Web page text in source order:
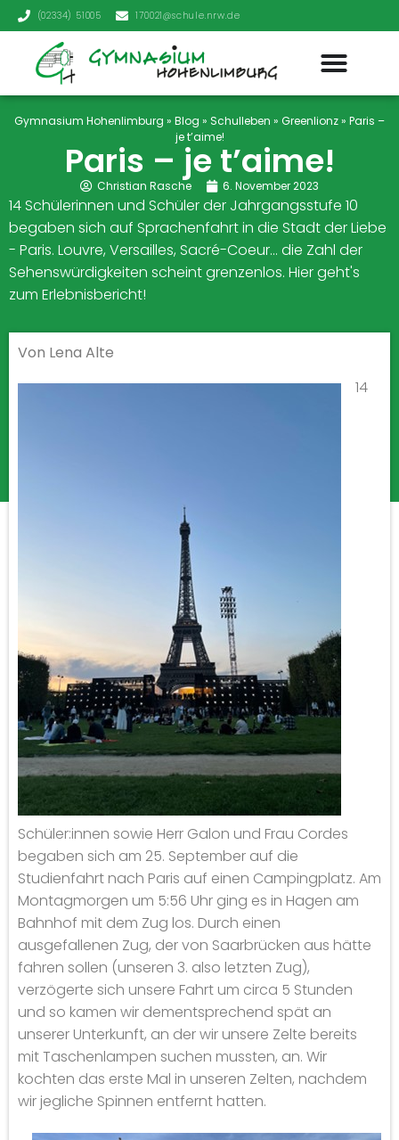
(02334) 51005 170021@schule.nrw.de
Gymnasium Hohenlimburg » Blog » Schulleben » Greenlionz» Paris –
je t’aime!
Paris – je t’aime!
Christian Rasche 6. November 2023
14 Schülerinnen und Schüler der Jahrgangsstufe 10
begaben sich auf Sprachenfahrt in die Stadt der Liebe
- Paris. Louvre, Versailles, Sacré-Coeur... die Zahl der
Sehenswürdigkeiten scheint grenzenlos. Hier geht's
zum Erlebnisbericht!
Von Lena Alte
14
Schüler:innen sowie Herr Galon und Frau Cordes
begaben sich am 25. September auf die
Studienfahrt nach Paris auf einen Campingplatz. Am
Montagmorgen um 5:56 Uhr ging es in Hagen am
Bahnhof mit dem Zug los. Durch einen
ausgefallenen Zug, der von Saarbrücken aus hätte
fahren sollen (unseren 3. also letzten Zug),
verzögerte sich unsere Fahrt um circa 5 Stunden
und so kamen wir dementsprechend spät an
unserer Unterkunft, an der wir unsere Zelte bereits
mit Taschenlampen suchen mussten, an. Wir
kochten das erste Mal in unseren Zelten, nachdem
wir jegliche Spinnen entfernt hatten.